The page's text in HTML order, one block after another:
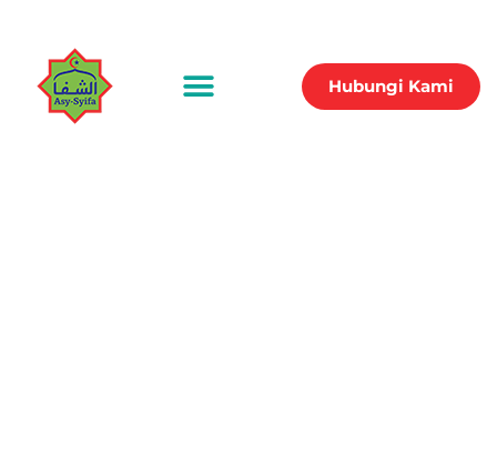
Hubungi Kami